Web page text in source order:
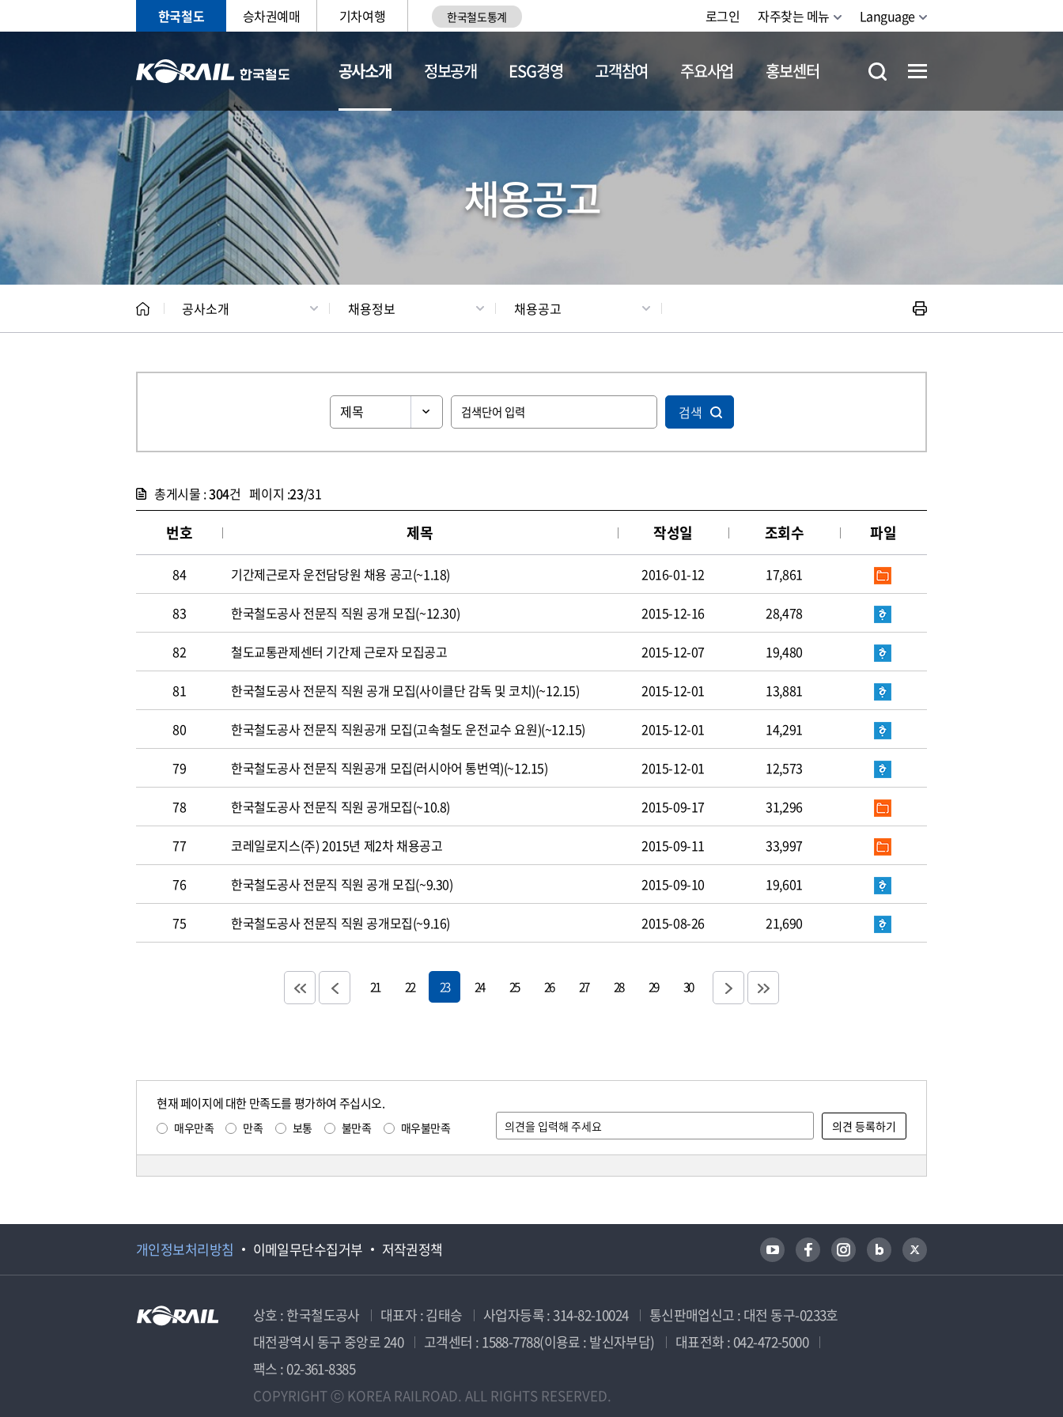
한국철도 승차권예매 기차여행 한국철도통계 로그인 자주찾는 메뉴 Language
공사소개
CEO 일반현황 채용정보
정보공개 ESG경영 고객참여 주요사업 홍보센터
채용공고
공사소개 채용정보 채용공고
검색
총게시물 :304건 페이지 :23/31
번호 제목 작성일 조회수 파일
84 기간제근로자 운전담당원 채용 공고(~1.18) 2016-01-12 17,861
83 한국철도공사 전문직 직원 공개 모집(~12.30) 2015-12-16 28,478
82 철도교통관제센터 기간제 근로자 모집공고 2015-12-07 19,480
81 한국철도공사 전문직 직원 공개 모집(사이클단 감독 및 코치)(~12.15) 2015-12-01 13,881
80 한국철도공사 전문직 직원공개 모집(고속철도 운전교수 요원)(~12.15) 2015-12-01 14,291
79 한국철도공사 전문직 직원공개 모집(러시아어 통번역)(~12.15) 2015-12-01 12,573
78 한국철도공사 전문직 직원 공개모집(~10.8) 2015-09-17 31,296
77 코레일로지스(주) 2015년 제2차 채용공고 2015-09-11 33,997
76 한국철도공사 전문직 직원 공개 모집(~9.30) 2015-09-10 19,601
75 한국철도공사 전문직 직원 공개모집(~9.16) 2015-08-26 21,690
21 22 23 24 25 26 27 28 29 30
현재 페이지에 대한 만족도를 평가하여 주십시오.
매우만족 만족 보통 불만족 매우불만족
개인정보처리방침 이메일무단수집거부 저작권정책
상호 : 한국철도공사 대표자 : 김태승 사업자등록 : 314-82-10024
통신판매업신고 : 대전 동구-0233호
대전광역시 동구 중앙로 240
고객센터 : 1588-7788(이용료 : 발신자부담)
대표전화 : 042-472-5000
팩스 : 02-361-8385
COPYRIGHT ⓒ KOREA RAILROAD. ALL RIGHTS RESERVED.